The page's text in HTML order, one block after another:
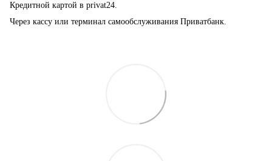
Кредитной картой в privat24.
Через кассу или терминал самообслуживания Приватбанк.